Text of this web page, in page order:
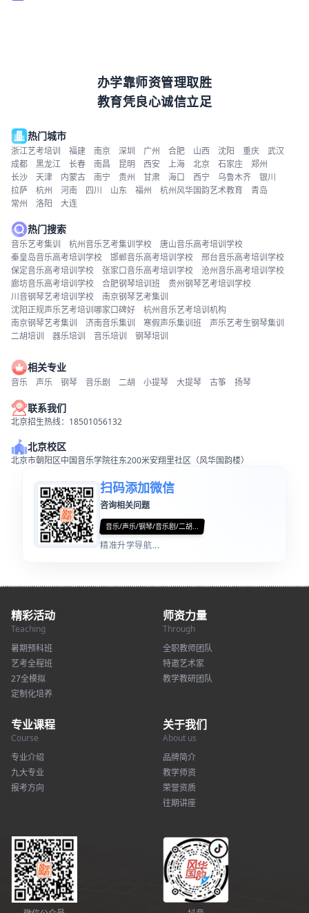
办学靠师资管理取胜
教育凭良心诚信立足
热门城市
浙江艺考培训 福建 南京 深圳 广州 合肥 山西 沈阳 重庆
武汉
成都
黑龙江 长春 南昌 昆明 西安 上海 北京 石家庄
郑州
长沙
天津 内蒙古 南宁 贵州 甘肃 海口 西宁 乌鲁木齐
银川
拉萨
杭州 河南 四川 山东 福州 杭州风华国韵艺术教育
青岛
常州
洛阳 大连
热门搜索
音乐艺考集训 杭州音乐艺考集训学校
唐山音乐高考培训学校
秦皇岛音乐高考培训学校
邯郸音乐高考培训学校
邢台音乐高考培训学校
保定音乐高考培训学校
张家口音乐高考培训学校
沧州音乐高考培训学校
廊坊音乐高考培训学校
合肥钢琴培训班
贵州钢琴艺考培训学校
川音钢琴艺考培训学校
南京钢琴艺考集训
沈阳正规声乐艺考培训哪家口碑好
杭州音乐艺考培训机构
南京钢琴艺考集训
济南音乐集训 寒假声乐集训班
声乐艺考生钢琴集训
二胡培训
器乐培训 音乐培训 钢琴培训
相关专业
音乐 声乐 钢琴 音乐剧 二胡 小提琴 大提琴 古筝 扬琴
联系我们
北京招生热线：18501056132
北京校区
北京市朝阳区中国音乐学院往东200米安翔里社区（风华国韵楼）
扫码添加微信
咨询相关问题
音乐/声乐/钢琴/音乐剧/二胡...
精准升学导航...
精彩活动
Teaching
暑期预科班
艺考全程班
27全模拟
定制化培养
师资力量
Through
全职教师团队
特邀艺术家
教学教研团队
专业课程
Course
专业介绍
九大专业
报考方向
关于我们
About us
品牌简介
教学师资
荣誉资质
往期讲座